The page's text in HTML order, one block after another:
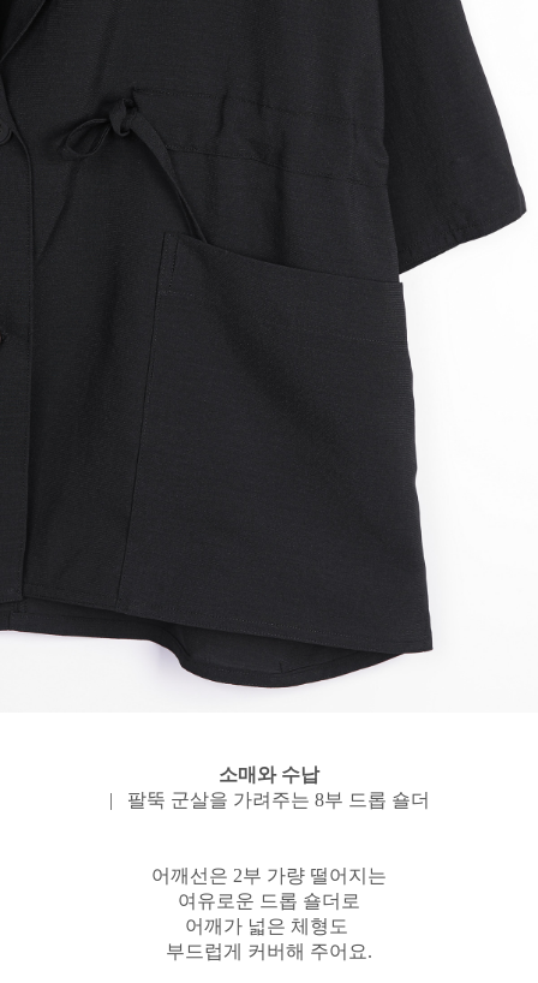
소매와 수납
| 팔뚝 군살을 가려주는 8부 드롭 숄더
어깨선은 2부 가량 떨어지는
여유로운 드롭 숄더로
어깨가 넓은 체형도
부드럽게 커버해 주어요.